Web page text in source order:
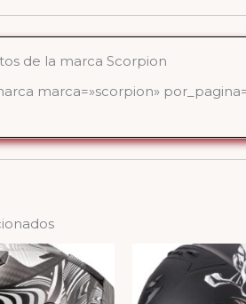
de la marca Scorpion
marca=»scorpion»